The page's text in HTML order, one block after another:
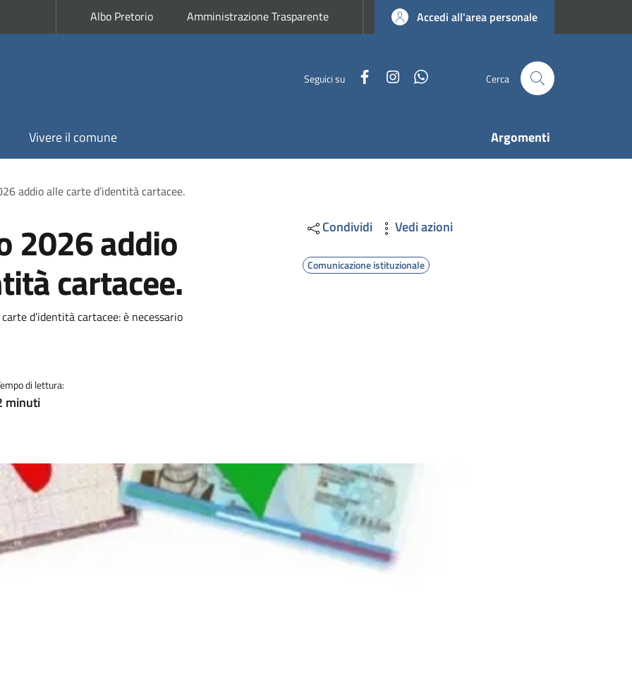
Albo Pretorio Amministrazione Trasparente Accedi all'area personale
Seguici su FacebookInstagram Cerca
Vivere il comune Argomenti
addio alle carte d’identità cartacee.
2026 addio
cartacee.
d’identità cartacee: è necessario
di lettura:
minuti
Condividi Vedi azioni
Comunicazione istituzionale